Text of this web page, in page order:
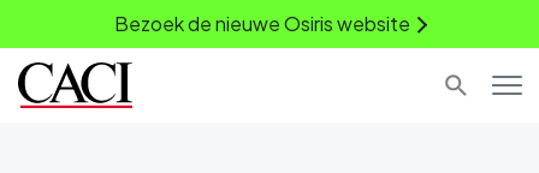
Bezoek de nieuwe Osiris website